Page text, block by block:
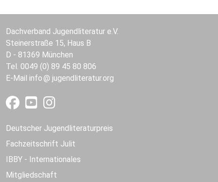
Dachverband Jugendliteratur e.V.
Steinerstraße 15, Haus B
D - 81369 München
Tel. 0049 (0) 89 45 80 806
E-Mail info jugendliteratur.org
Deutscher Jugendliteraturpreis
Fachzeitschrift Julit
IBBY - Internationales
Mitgliedschaft